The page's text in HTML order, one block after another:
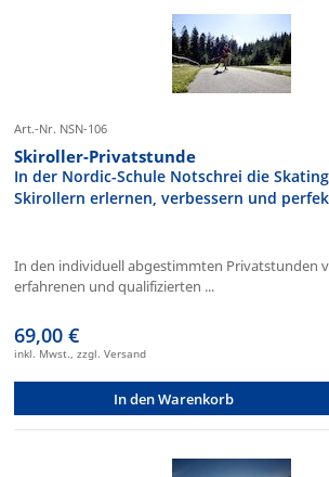
Art.-Nr. NSN-106
Skiroller-Privatstunde
In der Nordic-Schule Notschrei die
Skirollern erlernen, verbessern und
In den individuell abgestimmten Privatstunden
erfahrenen und qualifizierten ...
69,00 €
inkl. Mwst., zzgl. Versand
In den Warenkorb